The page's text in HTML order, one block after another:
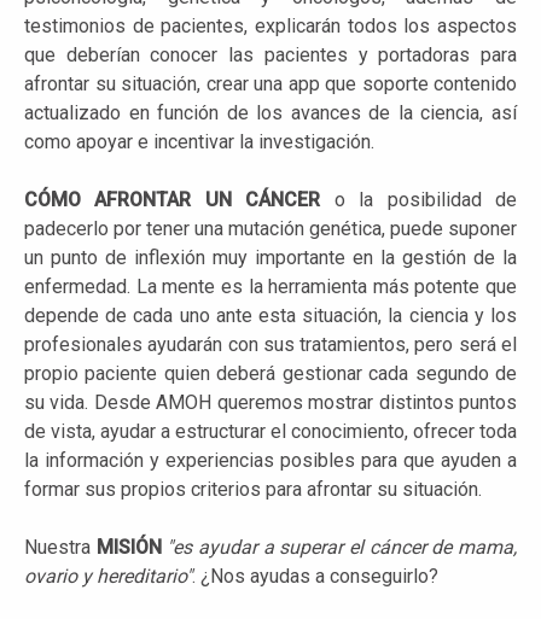
testimonios de pacientes, explicarán todos los aspectos
que deberían conocer las pacientes y portadoras para
afrontar su situación, crear una app que soporte contenido
actualizado en función de los avances de la ciencia, así
como apoyar e incentivar la investigación.
CÓMO AFRONTAR UN CÁNCER o la posibilidad de
padecerlo por tener una mutación genética, puede suponer
un punto de inflexión muy importante en la gestión de la
enfermedad. La mente es la herramienta más potente que
depende de cada uno ante esta situación, la ciencia y los
profesionales ayudarán con sus tratamientos, pero será el
propio paciente quien deberá gestionar cada segundo de
su vida. Desde AMOH queremos mostrar distintos puntos
de vista, ayudar a estructurar el conocimiento, ofrecer toda
la información y experiencias posibles para que ayuden a
formar sus propios criterios para afrontar su situación.
Nuestra MISIÓN "es ayudar a superar el cáncer de mama,
ovario y hereditario". ¿Nos ayudas a conseguirlo?